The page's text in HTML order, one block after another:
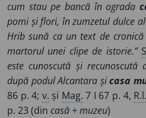
cum stau pe bancă în ograda
pomi și flori, în zumzetul dulce
Hrib sună ca un text de
martorul unei clipe de istorie.”
este cunoscută și recunoscută
după podul Alcantara șicasa
86 p. 4; v. și Mag. 7 I 67 p. 4, R.l.
p. 23 (din casă + muzeu)